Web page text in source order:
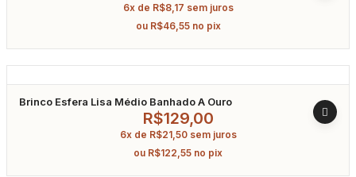
6x de R$8,17 sem juros
ou R$46,55 no pix
Brinco Esfera Lisa Médio Banhado A Ouro
R$129,00
6x de R$21,50 sem juros
ou R$122,55 no pix